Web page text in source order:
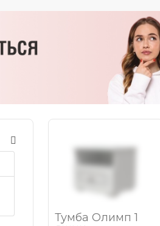
Тумба Олимп 1